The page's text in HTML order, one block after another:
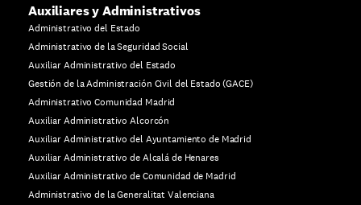
Auxiliares y Administrativos
Administrativo del Estado
Administrativo de la Seguridad Social
Auxiliar Administrativo del Estado
Gestión de la Administración Civil del Estado (GACE)
Administrativo Comunidad Madrid
Auxiliar Administrativo Alcorcón
Auxiliar Administrativo del Ayuntamiento de Madrid
Auxiliar Administrativo de Alcalá de Henares
Auxiliar Administrativo de Comunidad de Madrid
Administrativo de la Generalitat Valenciana